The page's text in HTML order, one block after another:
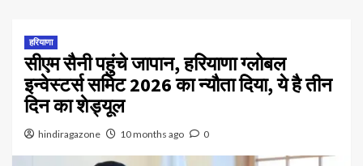
हरियाणा
सीएम सैनी पहुंचे जापान, हरियाणा ग्लोबल
इन्वेस्टर्स समिट 2026 का न्यौता दिया, ये है तीन
दिन का शेड्यूल
hindiragazone 10 months ago 0